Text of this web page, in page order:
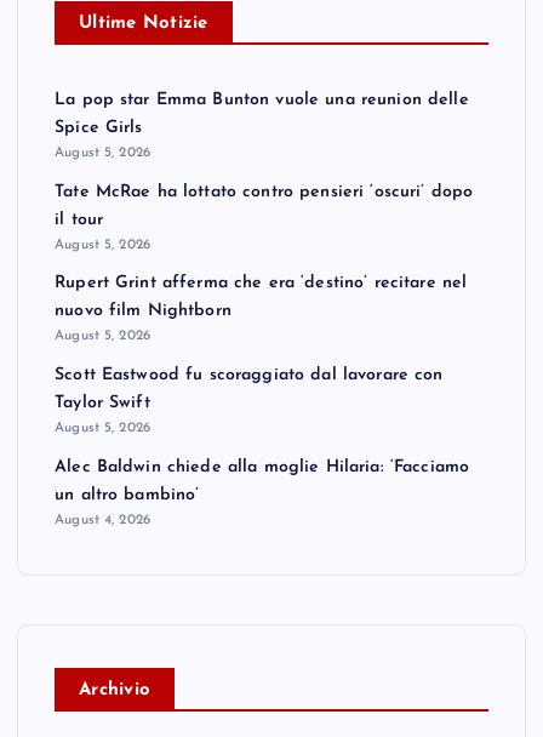
Ultime Notizie
La pop star Emma Bunton vuole una reunion delle
Spice Girls
August 5, 2026
Tate McRae ha lottato contro pensieri ‘oscuri’ dopo
il tour
August 5, 2026
Rupert Grint afferma che era ‘destino’ recitare nel
nuovo film Nightborn
August 5, 2026
Scott Eastwood fu scoraggiato dal lavorare con
Taylor Swift
August 5, 2026
Alec Baldwin chiede alla moglie Hilaria: ‘Facciamo
un altro bambino’
August 4, 2026
Archivio